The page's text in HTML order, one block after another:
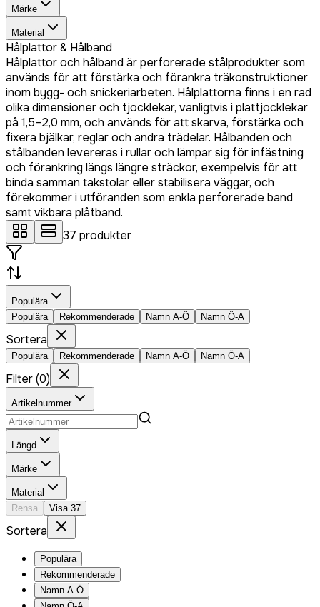
Märke
Material
Hålplattor & Hålband
Hålplattor och hålband är perforerade stålprodukter som
används för att förstärka och förankra träkonstruktioner
inom bygg- och snickeriarbeten. Hålplattorna finns i en rad
olika dimensioner och tjocklekar, vanligtvis i plattjocklekar
på 1,5–2,0 mm, och används för att skarva, förstärka och
fixera bjälkar, reglar och andra trädelar. Hålbanden och
stålbanden levereras i rullar och lämpar sig för infästning
och förankring längs längre sträckor, exempelvis för att
binda samman takstolar eller stabilisera väggar, och
förekommer i utföranden som enkla perforerade band
samt vikbara plåtband.
37 produkter
Populära
Populära
Rekommenderade Namn A-Ö Namn Ö-A
Sortera
Populära Rekommenderade Namn A-Ö Namn Ö-A
Filter(0)
Artikelnummer
Längd
Märke
Material
Rensa
Visa 37
Sortera
Populära
Rekommenderade
Namn A-Ö